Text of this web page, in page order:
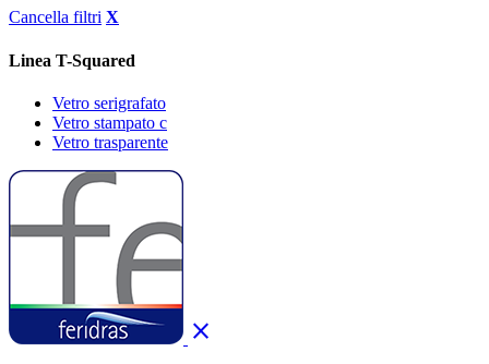
Cancella filtri X
Linea T-Squared
Vetro serigrafato
Vetro stampato c
Vetro trasparente
close